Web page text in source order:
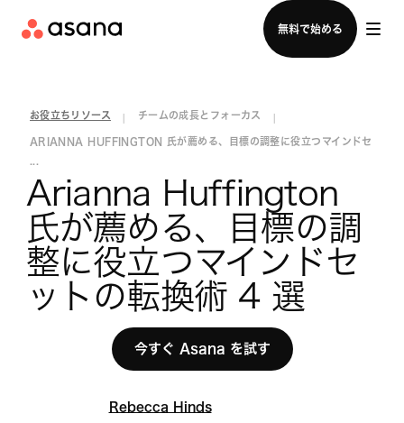
無料で始める
セールスチームに問い合わせる
お役立ちリソース チームの成長とフォーカス
ARIANNA HUFFINGTON 氏が薦める、目標の調整に役立つマインドセ
Arianna Huffington
氏が薦める、目標の調
整に役立つマインドセ
ットの転換術 4 選
今すぐ Asana を試す
Rebecca Hinds